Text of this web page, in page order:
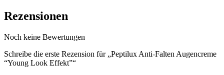
Rezensionen
Noch keine Bewertungen
Schreibe die erste Rezension für „Peptilux Anti-Falten Augencreme
“Young Look Effekt”“